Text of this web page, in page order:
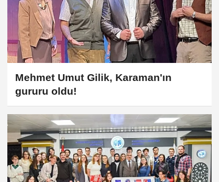
Mehmet Umut Gilik, Karaman'ın
gururu oldu!